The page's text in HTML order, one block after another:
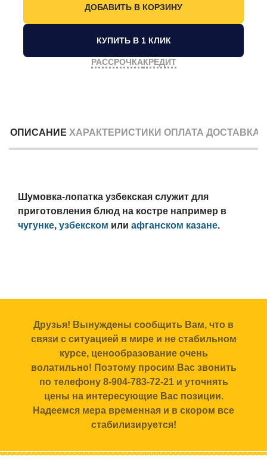
КУПИТЬ В 1 КЛИК
РАССРОЧКАКРЕДИТ
ОПИСАНИЕ ХАРАКТЕРИСТИКИ ОПЛАТА ДОСТАВКА
Шумовка-лопатка узбекская служит для
приготовления блюд на костре например в
чугунке, узбекском или афганском казане.
Друзья! Вынуждены сообщить Вам, что в
связи с ситуацией в мире и не стабильном
курсе, ценообразование очень
волатильно! Поэтому просим Вас звонить
по телефону 8-904-783-72-21 и уточнять
цены на интересующие Вас позиции.
Надеемся мера временная и в скором все
стабилизируется!